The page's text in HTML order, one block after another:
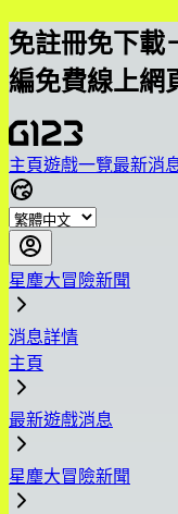
免註冊免下載
編免費線上網
主頁遊戲一覽最新消
星塵大冒險新聞
消息詳情
主頁
最新遊戲消息
星塵大冒險新聞